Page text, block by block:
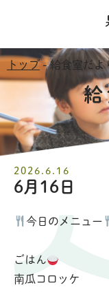
トップ- 給食室だよ
2026.6.16
6月16日
今日のメニュー
ごはん
南瓜コロッケ